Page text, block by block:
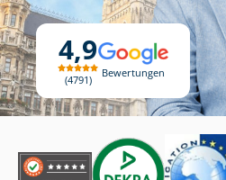
4,9
4791
Bewertungen